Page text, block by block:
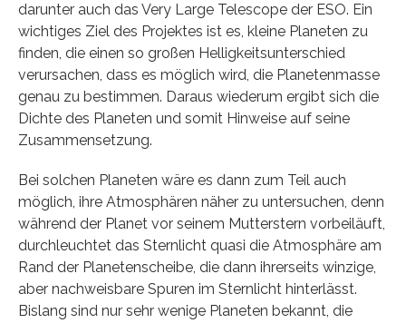
darunter auch das Very Large Telescope der ESO. Ein
wichtiges Ziel des Projektes ist es, kleine Planeten zu
finden, die einen so großen Helligkeitsunterschied
verursachen, dass es möglich wird, die Planetenmasse
genau zu bestimmen. Daraus wiederum ergibt sich die
Dichte des Planeten und somit Hinweise auf seine
Zusammensetzung.
Bei solchen Planeten wäre es dann zum Teil auch
möglich, ihre Atmosphären näher zu untersuchen, denn
während der Planet vor seinem Mutterstern vorbeiläuft,
durchleuchtet das Sternlicht quasi die Atmosphäre am
Rand der Planetenscheibe, die dann ihrerseits winzige,
aber nachweisbare Spuren im Sternlicht hinterlässt.
Bislang sind nur sehr wenige Planeten bekannt, die